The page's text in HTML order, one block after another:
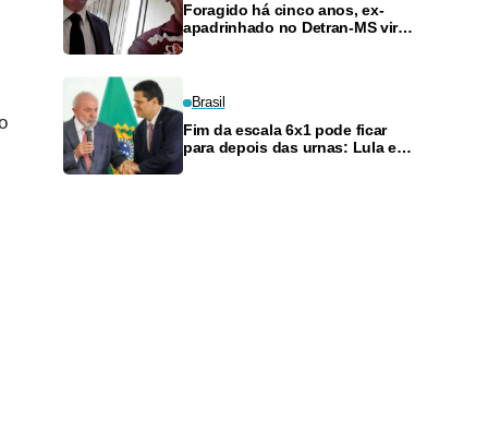
Foragido há cinco anos, ex-
apadrinhado no Detran-MS vira
Brasil
Fim da escala 6x1 pode ficar
para depois das urnas: Lula e